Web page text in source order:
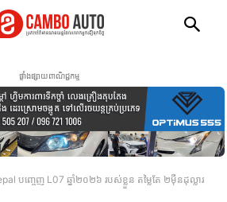
ផ្ទាំងផ្សាយពាណិជ្ជកម្ម
បញ្ចេញ L07 ឆ្នាំ២០២៦ របស់ខ្លួន តម្លៃតែ ២មុឺនដុល្លារ